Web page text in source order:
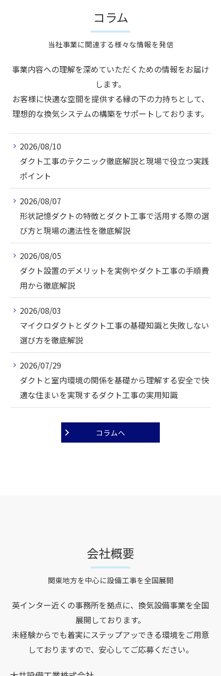
当社事業に関連する様々な情報を発信
コラム
事業内容への理解を深めていただくための情報をお届け
します。
お客様に快適な空間を提供する縁の下の力持ちとして、
理想的な換気システムの構築をサポートしております。
2026/08/10
ダクト工事のテクニック徹底解説と現場で役立つ実践
ポイント
2026/08/07
形状記憶ダクトの特徴とダクト工事で活用する際の選
び方と現場の適法性を徹底解説
2026/08/05
ダクト設置のデメリットを実例やダクト工事の手順費
用から徹底解説
2026/08/03
マイクロダクトとダクト工事の基礎知識と失敗しない
選び方を徹底解説
2026/07/29
ダクトと室内環境の関係を基礎から理解する安全で快
適な住まいを実現するダクト工事の実用知識
コラムへ
関東地方を中心に設備工事を全国展開
会社概要
英インター近くの事務所を拠点に、換気設備事業を全国
展開しております。
未経験からでも着実にステップアッできる環境をご用意
しておりますので、安心してご応募ください。